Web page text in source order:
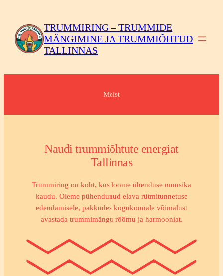
juurde
TRUMMIRING – TRUMMIDE
MÄNGIMINE JA TRUMMIÕHTUD
TALLINNAS
Meist
Naudi trummiõhtute energiat
Tallinnas
Trummiring on koht, kus loome ühenduse muusika
kaudu. Oleme pühendunud elava rütmitunnetuse
edendamisele, pakkudes kogukonnale võimalust
avastada trummimängu rõõmu ja harmooniat.